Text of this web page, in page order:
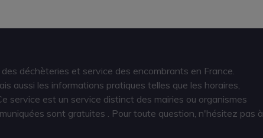
déchèteries et service des encombrants en France.
aussi les informations pratiques telles que les horaires,
service est un service distinct des mairies ou organismes
sont gratuites . Pour toute question, n'hésitez pas à